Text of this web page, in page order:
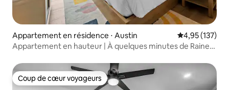
Appartement en résidence ⋅ Austin Évaluation
4,95 (137)
Appartement en hauteur | À quelques minutes de Rainey
Coup de cœur voyageurs
Coup de cœur voyageurs